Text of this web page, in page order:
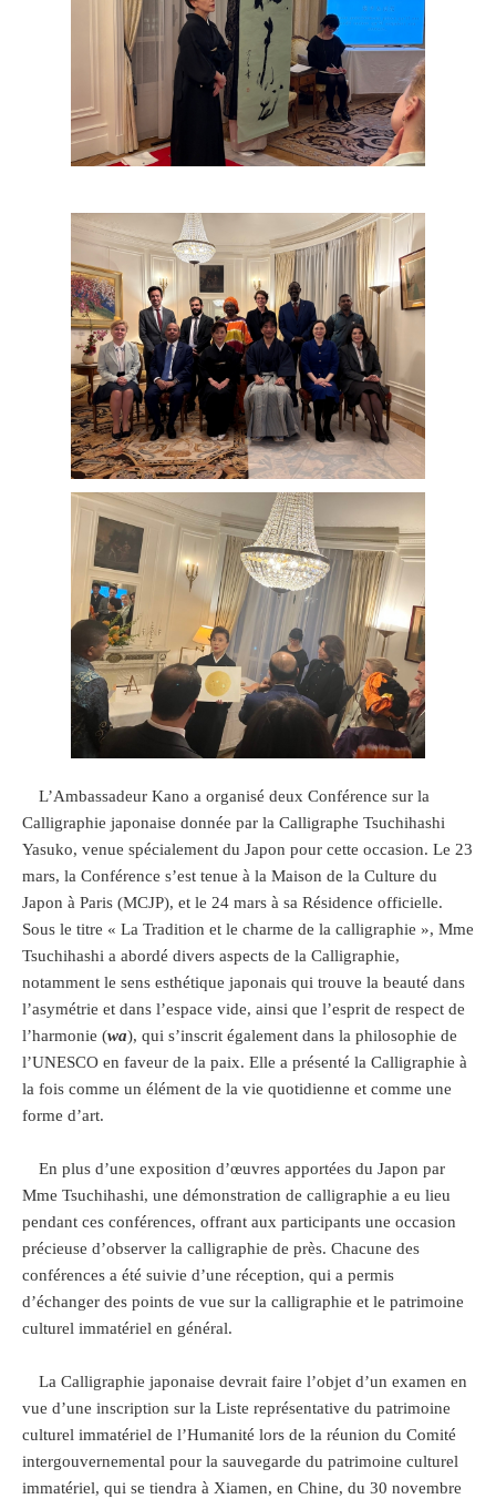
L’Ambassadeur Kano a organisé deux Conférence sur la
Calligraphie japonaise donnée par la Calligraphe Tsuchihashi
Yasuko, venue spécialement du Japon pour cette occasion. Le 23
mars, la Conférence s’est tenue à la Maison de la Culture du
Japon à Paris (MCJP), et le 24 mars à sa Résidence officielle.
Sous le titre « La Tradition et le charme de la calligraphie », Mme
Tsuchihashi a abordé divers aspects de la Calligraphie,
notamment le sens esthétique japonais qui trouve la beauté dans
l’asymétrie et dans l’espace vide, ainsi que l’esprit de respect de
l’harmonie (wa), qui s’inscrit également dans la philosophie de
l’UNESCO en faveur de la paix. Elle a présenté la Calligraphie à
la fois comme un élément de la vie quotidienne et comme une
forme d’art.
En plus d’une exposition d’œuvres apportées du Japon par
Mme Tsuchihashi, une démonstration de calligraphie a eu lieu
pendant ces conférences, offrant aux participants une occasion
précieuse d’observer la calligraphie de près. Chacune des
conférences a été suivie d’une réception, qui a permis
d’échanger des points de vue sur la calligraphie et le patrimoine
culturel immatériel en général.
La Calligraphie japonaise devrait faire l’objet d’un examen en
vue d’une inscription sur la Liste représentative du patrimoine
culturel immatériel de l’Humanité lors de la réunion du Comité
intergouvernemental pour la sauvegarde du patrimoine culturel
immatériel, qui se tiendra à Xiamen, en Chine, du 30 novembre